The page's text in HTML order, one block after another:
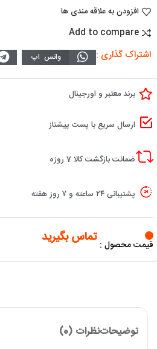
افزودن به علاقه مندی ها
Add to compare
اشتراک گذاری : واتس اپ
برند معتبر و اورجینال
ارسال سریع با پست پیشتاز
ضمانت بازگشت کالا 7 روزه
پشتیبانی ۲۴ ساعته و ۷ روز هفته
قیمت محصول : تماس بگیرید
توضیحاتنظرات (0)